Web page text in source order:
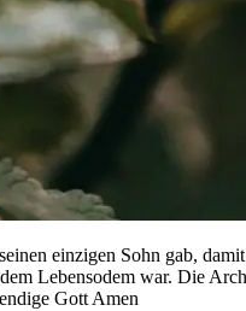
einzigen Sohn gab,
Lebensodem war. Die
Gott Amen